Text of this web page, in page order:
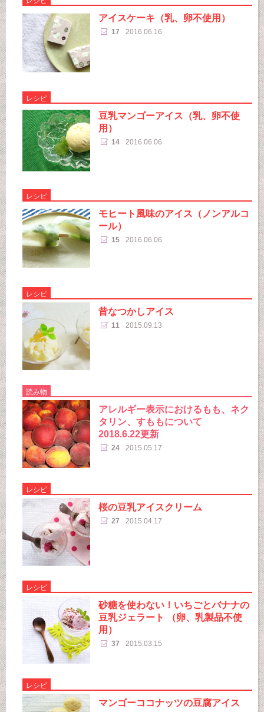
アイスケーキ（乳、卵不使用）
17 2016.06.16
レシピ
豆乳マンゴーアイス（乳、卵不使
用）
14 2016.06.06
レシピ
モヒート風味のアイス（ノンアルコ
ール）
15 2016.06.06
レシピ
昔なつかしアイス
11 2015.09.13
読み物
アレルギー表示におけるもも、ネク
タリン、すももについて
2018.6.22更新
24 2015.05.17
レシピ
桜の豆乳アイスクリーム
27 2015.04.17
レシピ
砂糖を使わない！いちごとバナナの
豆乳ジェラート （卵、乳製品不使
用）
37 2015.03.15
レシピ
マンゴーココナッツの豆腐アイス